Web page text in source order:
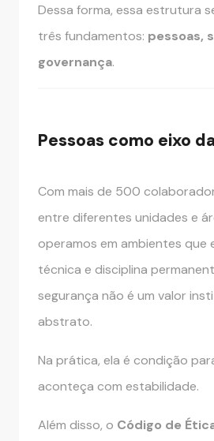
Dessa forma, essa estrutura
três fundamentos: pessoas,
governança.
Pessoas como eixo
Com mais de 500
entre diferentes unidades e
operamos em ambientes que
técnica e disciplina
segurança não é um valor
abstrato.
Na prática, ela é condição
aconteça com estabilidade.
Além disso, o Código de